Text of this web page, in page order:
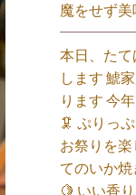
魔をせず美
本日、た
します 鯱
ります️ 今
🦑 ぷりっ
お祭りを
てのいか
🍋 いい香